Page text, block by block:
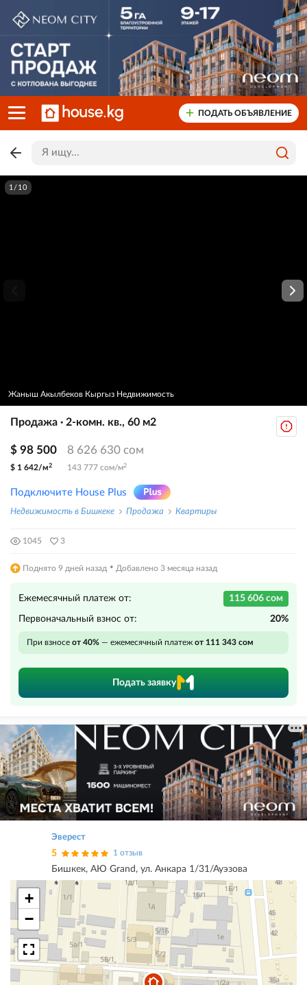
ПОДАТЬ ОБЪЯВЛЕНИЕ
1/10
Жаныш Акылбеков Кыргыз Недвижимость
Продажа · 2-комн. кв., 60 м2
$ 98 500 8 626 630 сом
$ 1 642/м2 143 777 сом/м2
Подключите House Plus
Недвижимость в Бишкеке Продажа Квартиры
1045 3
Поднято 9 дней назад · Добавлено 3 месяца назад
Ежемесячный платеж от: 115 606 сом
Первоначальный взнос от: 20%
При взносе от 40% — ежемесячный платеж от 111 343 сом
Подать заявку
Эверест
5 1 отзыв
Бишкек, АЮ Grand, ул. Анкара 1/31/Ауэзова
+
−